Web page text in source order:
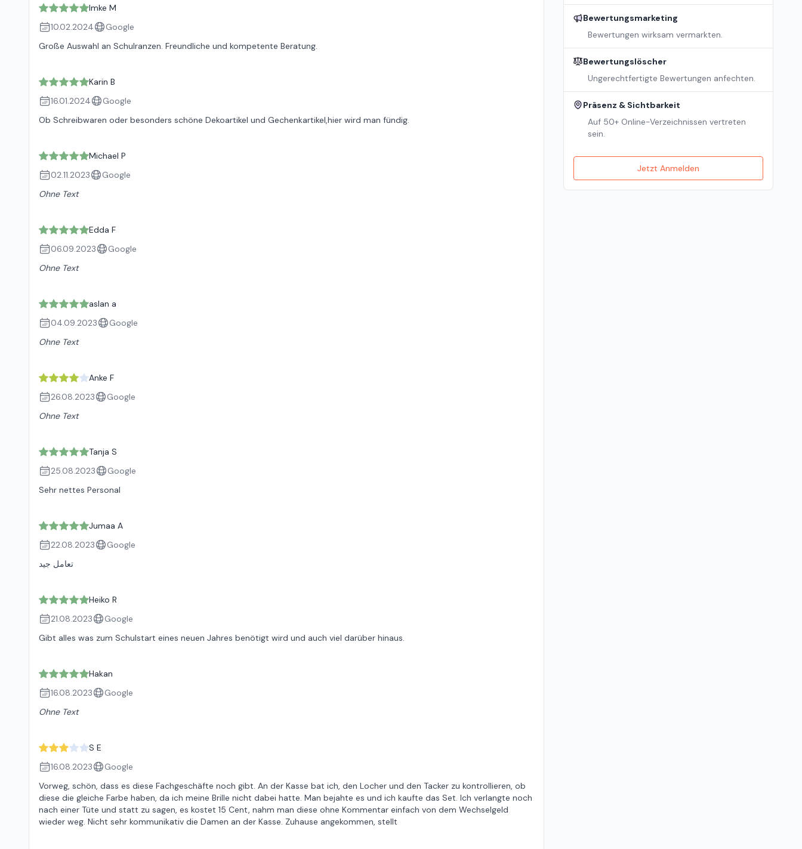
Imke M
10.02.2024
Google
Große Auswahl an Schulranzen. Freundliche und kompetente Beratung.
Karin B
16.01.2024
Google
Ob Schreibwaren oder besonders schöne Dekoartikel und Gechenkartikel,hier wird man fündig.
Michael P
02.11.2023
Google
Ohne Text
Edda F
06.09.2023
Google
Ohne Text
aslan a
04.09.2023
Google
Ohne Text
Anke F
26.08.2023
Google
Ohne Text
Tanja S
25.08.2023
Google
Sehr nettes Personal
Jumaa A
22.08.2023
Google
تعامل جيد
Heiko R
21.08.2023
Google
Gibt alles was zum Schulstart eines neuen Jahres benötigt wird und auch viel darüber hinaus.
Hakan
16.08.2023
Google
Ohne Text
S E
16.08.2023
Google
Vorweg, schön, dass es diese Fachgeschäfte noch gibt. An der Kasse bat ich, den Locher und den Tacker zu kontrollieren, ob
diese die gleiche Farbe haben, da ich meine Brille nicht dabei hatte. Man bejahte es und ich kaufte das Set. Ich verlangte noch
nach einer Tüte und statt zu sagen, es kostet 15 Cent, nahm man diese ohne Kommentar einfach von dem Wechselgeld
wieder weg. Nicht sehr kommunikativ die Damen an der Kasse. Zuhause angekommen, stellt
Bewertungsmarketing
Bewertungen wirksam vermarkten.
Bewertungslöscher
Ungerechtfertigte Bewertungen anfechten.
Präsenz & Sichtbarkeit
Auf 50+ Online-Verzeichnissen vertreten
sein.
Jetzt Anmelden